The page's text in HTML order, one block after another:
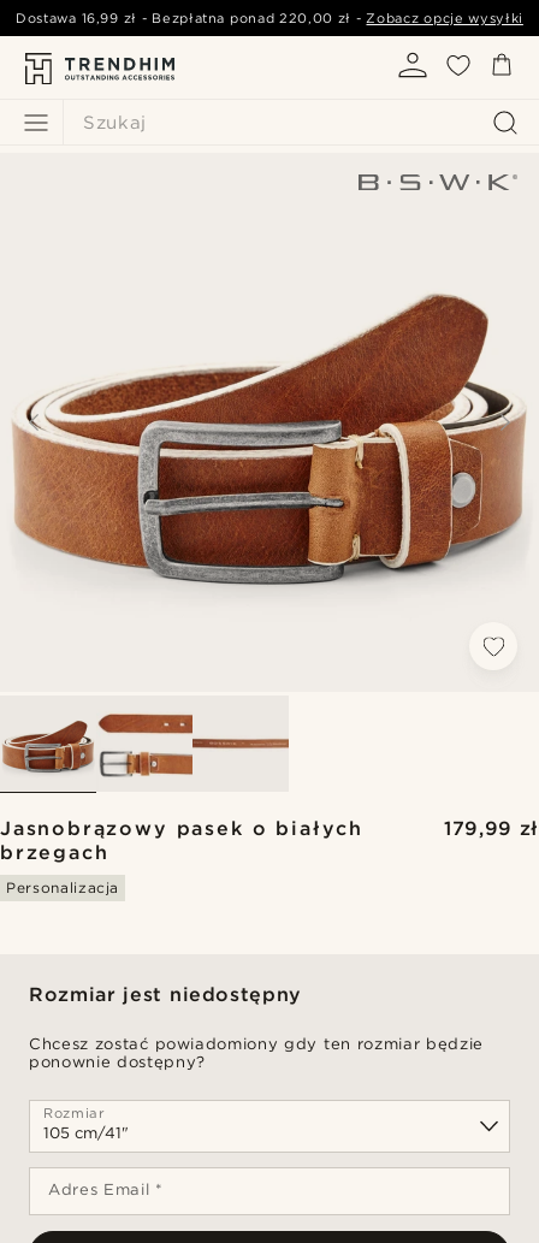
Szukaj
Dostawa 16,99 zł - Bezpłatna ponad220,00 zł -Zobacz opcje wysyłki
Jasnobrązowy pasek o białych
brzegach
179,99 zł
Personalizacja
Rozmiar jest niedostępny
Chcesz zostać powiadomiony gdy ten rozmiar będzie
ponownie dostępny?
Rozmiar
Adres Email *